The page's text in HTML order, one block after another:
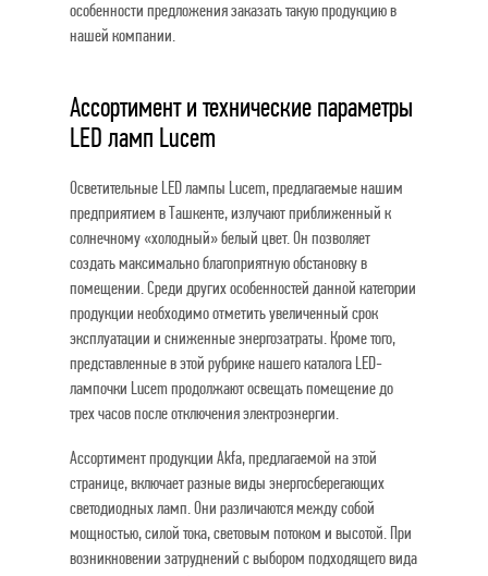
особенности предложения заказать такую продукцию в
нашей компании.
Ассортимент и технические параметры
LED ламп Lucem
Осветительные LED лампы Lucem, предлагаемые нашим
предприятием в Ташкенте, излучают приближенный к
солнечному «холодный» белый цвет. Он позволяет
создать максимально благоприятную обстановку в
помещении. Среди других особенностей данной категории
продукции необходимо отметить увеличенный срок
эксплуатации и сниженные энергозатраты. Кроме того,
представленные в этой рубрике нашего каталога LED-
лампочки Lucem продолжают освещать помещение до
трех часов после отключения электроэнергии.
Ассортимент продукции Akfa, предлагаемой на этой
странице, включает разные виды энергосберегающих
светодиодных ламп. Они различаются между собой
мощностью, силой тока, световым потоком и высотой. При
возникновении затруднений с выбором подходящего вида